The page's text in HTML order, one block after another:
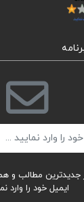
جدیدترین مطالب و
ایمیل خود را وارد